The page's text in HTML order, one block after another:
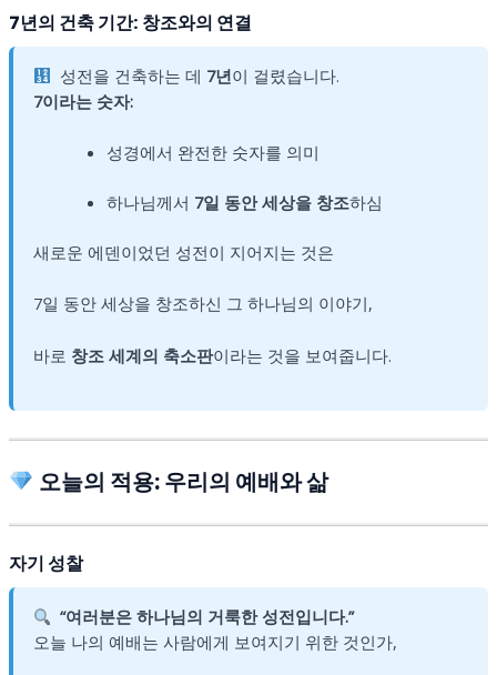
7년의 건축 기간: 창조와의 연결
성전을 건축하는 데 7년이 걸렸습니다.
7이라는 숫자:
성경에서 완전한 숫자를 의미
하나님께서 7일 동안 세상을 창조하심
새로운 에덴이었던 성전이 지어지는 것은
7일 동안 세상을 창조하신 그 하나님의 이야기,
바로 창조 세계의 축소판이라는 것을 보여줍니다.
오늘의 적용: 우리의 예배와 삶
자기 성찰
“여러분은 하나님의 거룩한 성전입니다.”
오늘 나의 예배는 사람에게 보여지기 위한 것인가,